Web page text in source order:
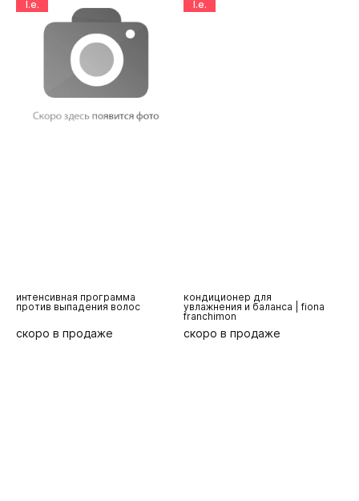
l.e.
интенсивная программа
против выпадения волос
скоро в продаже
l.e.
кондиционер для
увлажнения и баланса | fiona
franchimon
скоро в продаже